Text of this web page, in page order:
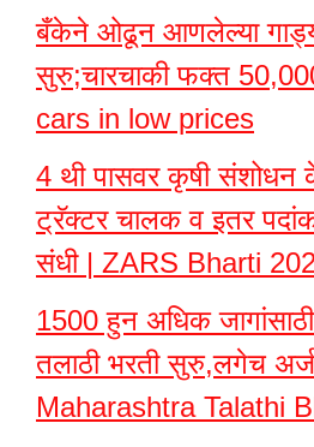
बँकेने ओढून आणलेल्या
सुरु;चारचाकी फक्त
cars in low prices
4 थी पासवर कृषी संशोधन
ट्रॅक्टर चालक व इतर
संधी | ZARS Bharti
1500 हुन अधिक जागांसाठी
तलाठी भरती सुरु,लगेच
Maharashtra Talathi